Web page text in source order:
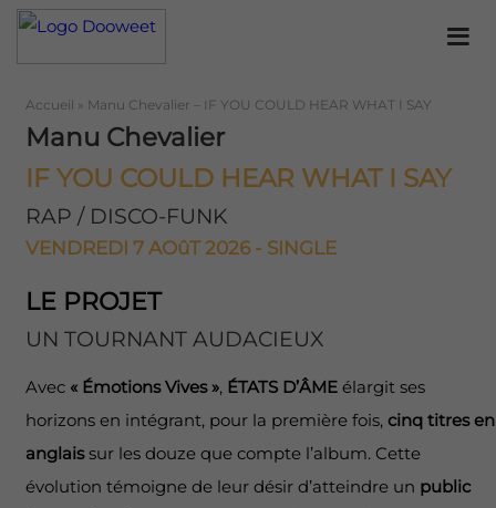
Accueil » Manu Chevalier – IF YOU COULD HEAR WHAT I SAY
Manu Chevalier
IF YOU COULD HEAR WHAT I SAY
RAP / DISCO-FUNK
VENDREDI 7 AOûT 2026 - SINGLE
LE PROJET
UN TOURNANT AUDACIEUX
Avec « Émotions Vives », ÉTATS D’ÂMEélargit ses
horizons en intégrant, pour la première fois, cinq titres en
anglaissur les douze que compte l’album. Cette
évolution témoigne de leur désir d’atteindre un public